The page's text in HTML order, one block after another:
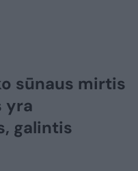
sūnaus mirtis
yra
galintis